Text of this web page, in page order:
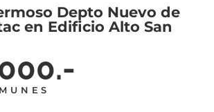
Depto Nuevo de
en Edificio Alto San